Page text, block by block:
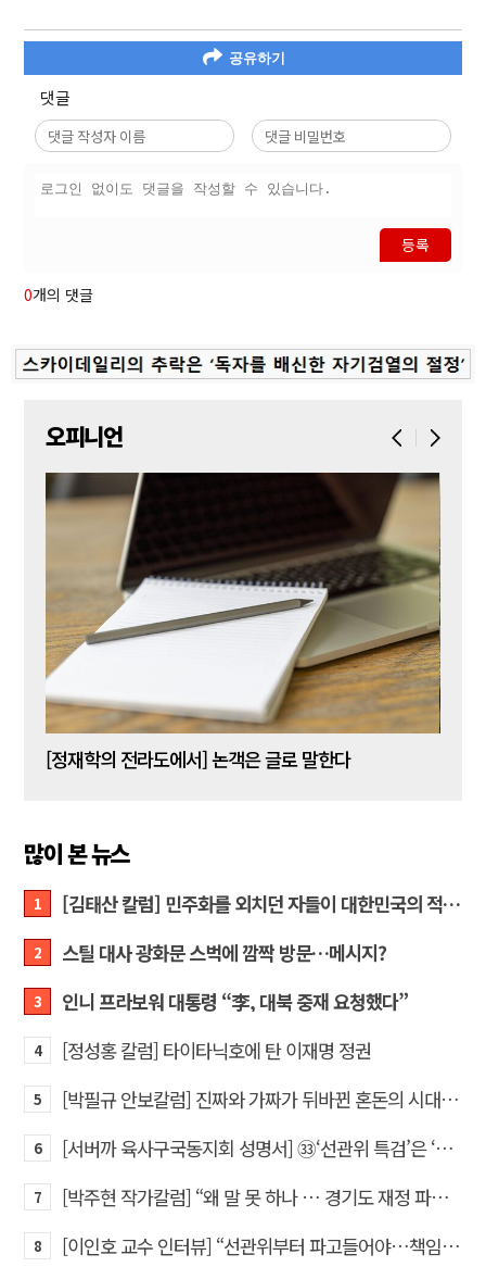
공유하기
댓글
등록
0개의 댓글
오피니언
[정재학의 전라도에서] 논객은 글로 말한다
많이 본 뉴스
1 [김태산 칼럼] 민주화를 외치던 자들이 대한민국의 적이고 간첩이었다
2 스틸 대사 광화문 스벅에 깜짝 방문…메시지?
3 인니 프라보워 대통령 “李, 대북 중재 요청했다”
4 [정성홍 칼럼] 타이타닉호에 탄 이재명 정권
5 [박필규 안보칼럼] 진짜와 가짜가 뒤바뀐 혼돈의 시대, 안보 파탄은 막아야
6 [서버까 육사구국동지회 성명서] ㉝‘선관위 특검’은 ‘부정선거 특검’으로 명명하고 박주현 변호사를 ‘특검’으로 임명하라!
7 [박주현 작가칼럼] “왜 말 못 하나 … 경기도 재정 파탄의 진짜 원인을”
8 [이인호 교수 인터뷰] “선관위부터 파고들어야…책임자 직접 고발하라”